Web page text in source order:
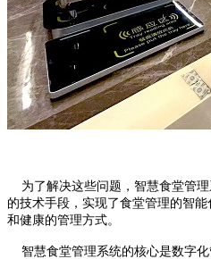
为了解决这些问题，智慧食堂管
的技术手段，实现了食堂管理的智
和健康的管理方式。
智慧食堂管理系统的核心是数字化